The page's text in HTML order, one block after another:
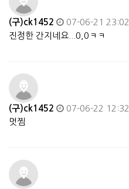
(구)ck1452
07-06-21 23:02
진정한 간지네요...0,0ㅋㅋ
(구)ck1452
07-06-22 12:32
멋찜